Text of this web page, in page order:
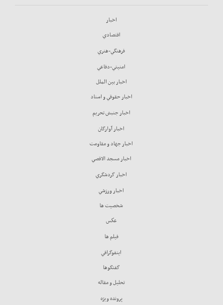
اخبار
اقتصادي
فرهنگي-هنري
امنيتي-دفاعي
اخبار بين الملل
اخبار حقوقي و اسناد
اخبار جنبش تحريم
اخبار آوارگان
اخبار جهاد و مقاومت
اخبار مسجد الاقصي
اخبار گردشگري
اخبار ورزشي
شخصيت ها
عكس
فيلم ها
اينفوگرافي
گفتگوها
تحليل و مقاله
پرونده ويژه